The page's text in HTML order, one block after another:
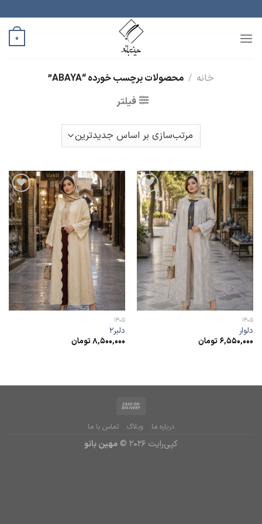
به
محتوا
0
خانه / محصولات برچسب خورده “ABAYA”
فیلتر
افزودن
به
علاقه
مندی
ها
1405
دلوار
6,550,000تومان
افزودن
به
علاقه
مندی
ها
1405
دلبر2
8,500,000تومان
درباره ما وبلاگ تماس با ما
کپی‌رایت 2026 © مهین بانو